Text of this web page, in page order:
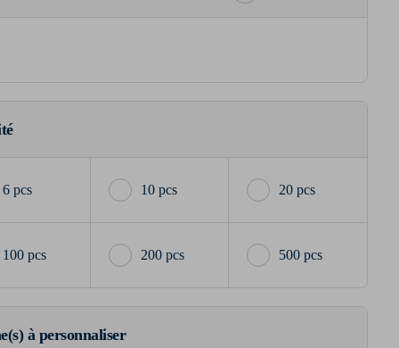
6 pcs 10 pcs 20 pcs
100 pcs 200 pcs 500 pcs
à personnaliser